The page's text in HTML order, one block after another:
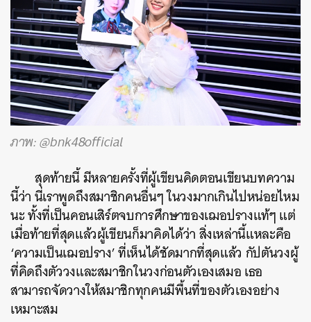
ภาพ: @bnk48official
สุดท้ายนี้ มีหลายครั้งที่ผู้เขียนคิดตอนเขียนบทความ
นี้ว่า นี่เราพูดถึงสมาชิกคนอื่นๆ ในวงมากเกินไปหน่อยไหม
นะ ทั้งที่เป็นคอนเสิร์ตจบการศึกษาของเฌอปรางแท้ๆ แต่
เมื่อท้ายที่สุดแล้วผู้เขียนก็มาคิดได้ว่า สิ่งเหล่านี้แหละคือ
‘ความเป็นเฌอปราง’ ที่เห็นได้ชัดมากที่สุดแล้ว กัปตันวงผู้
ที่คิดถึงตัววงและสมาชิกในวงก่อนตัวเองเสมอ เธอ
สามารถจัดวางให้สมาชิกทุกคนมีพื้นที่ของตัวเองอย่าง
เหมาะสม